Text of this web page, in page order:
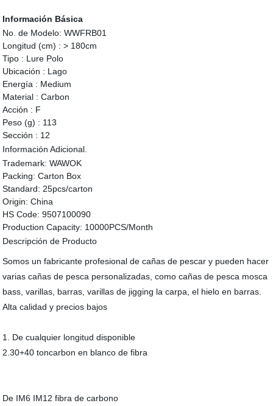
Información Básica
No. de Modelo: WWFRB01
Longitud (cm) : > 180cm
Tipo : Lure Polo
Ubicación : Lago
Energía : Medium
Material : Carbon
Acción : F
Peso (g) : 113
Sección : 12
Información Adicional.
Trademark: WAWOK
Packing: Carton Box
Standard: 25pcs/carton
Origin: China
HS Code: 9507100090
Production Capacity: 10000PCS/Month
Descripción de Producto
Somos un fabricante profesional de cañas de pescar y pueden hacer
varias cañas de pesca personalizadas, como cañas de pesca mosca
bass, varillas, barras, varillas de jigging la carpa, el hielo en barras.
Alta calidad y precios bajos
1. De cualquier longitud disponible
2.30+40 toncarbon en blanco de fibra
De IM6 IM12 fibra de carbono